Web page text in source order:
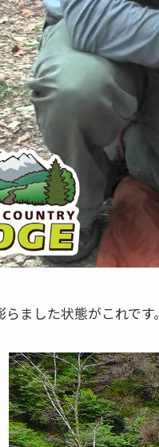
らました状態がこれです。